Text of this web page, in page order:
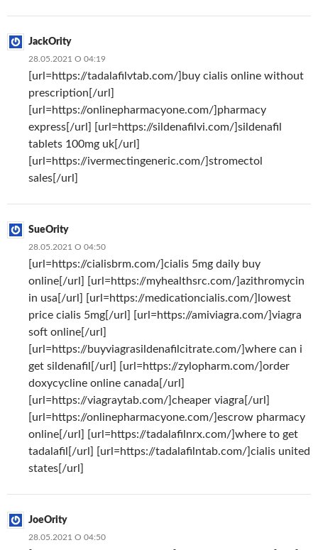
JackOrity
28.05.2021 О 04:19
[url=https://tadalafilvtab.com/]buy cialis online without
prescription[/url]
[url=https://onlinepharmacyone.com/]pharmacy
express[/url] [url=https://sildenafilvi.com/]sildenafil
tablets 100mg uk[/url]
[url=https://ivermectingeneric.com/]stromectol
sales[/url]
SueOrity
28.05.2021 О 04:50
[url=https://cialisbrm.com/]cialis 5mg daily buy
online[/url] [url=https://myhealthsrc.com/]azithromycin
in usa[/url] [url=https://medicationcialis.com/]lowest
price cialis 5mg[/url] [url=https://amiviagra.com/]viagra
soft online[/url]
[url=https://buyviagrasildenafilcitrate.com/]where can i
get sildenafil[/url] [url=https://zylopharm.com/]order
doxycycline online canada[/url]
[url=https://viagraytab.com/]cheaper viagra[/url]
[url=https://onlinepharmacyone.com/]escrow pharmacy
online[/url] [url=https://tadalafilnrx.com/]where to get
tadalafil[/url] [url=https://tadalafilntab.com/]cialis united
states[/url]
JoeOrity
28.05.2021 О 04:50